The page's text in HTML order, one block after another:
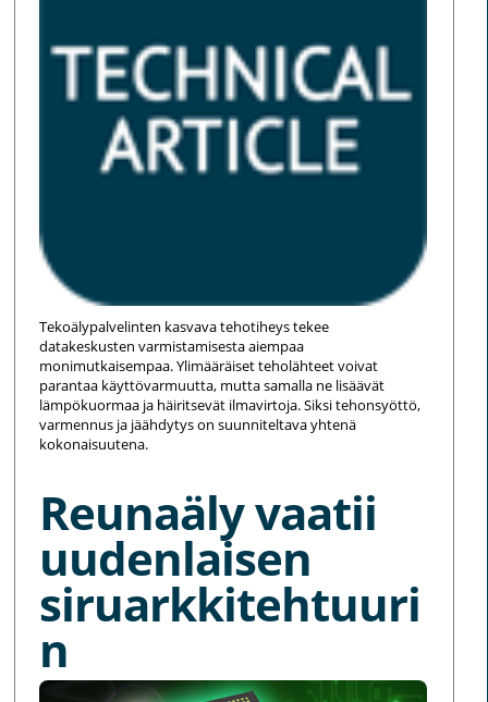
Tekoälypalvelinten kasvava tehotiheys tekee
datakeskusten varmistamisesta aiempaa
monimutkaisempaa. Ylimääräiset teholähteet voivat
parantaa käyttövarmuutta, mutta samalla ne lisäävät
lämpökuormaa ja häiritsevät ilmavirtoja. Siksi tehonsyöttö,
varmennus ja jäähdytys on suunniteltava yhtenä
kokonaisuutena.
Reunaäly vaatii
uudenlaisen
siruarkkitehtuuri
n